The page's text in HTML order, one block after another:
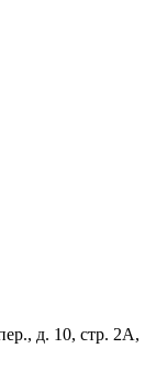
д. 10, стр. 2А,